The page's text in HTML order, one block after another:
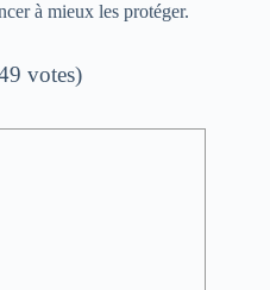
à mieux les protéger.
votes)